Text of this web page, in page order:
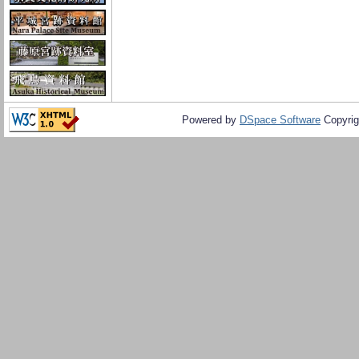
Powered by DSpace Software